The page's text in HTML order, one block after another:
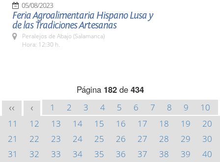
05/08/2023
Feria Agroalimentaria Hispano Lusa y
de las Tradiciones Artesanas
Peralejos de Abajo (Salamanca)
Hora: 12:30 h.
Página 182de 434
<< < 1 2 3 4 5 6 7 8 9
10
11
12 13 14 15 16 17 18 19
20
21
22 23 24 25 26 27 28 29
30
31
32 33 34 35 36 37 38 39
40